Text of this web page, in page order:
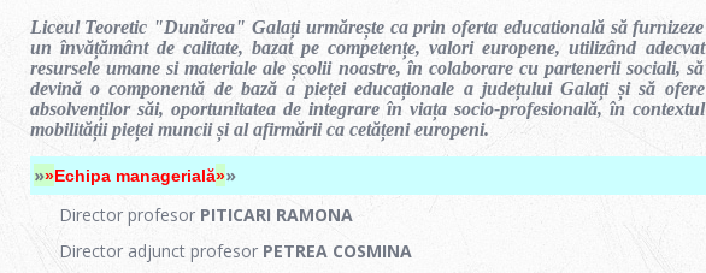
Liceul Teoretic "Dunărea" Galați urmărește ca prin oferta educatională să furnizeze
un învățământ de calitate, bazat pe competențe, valori europene, utilizând adecvat
resursele umane si materiale ale școlii noastre, în colaborare cu partenerii sociali, să
devină o componentă de bază a pieței educaționale a județului Galați și să ofere
absolvenților săi, oportunitatea de integrare în viața socio-profesională, în contextul
mobilității pieței muncii și al afirmării ca cetățeni europeni.
»»Echipa managerială»»
Director profesor PITICARI RAMONA
Director adjunct profesor PETREA COSMINA